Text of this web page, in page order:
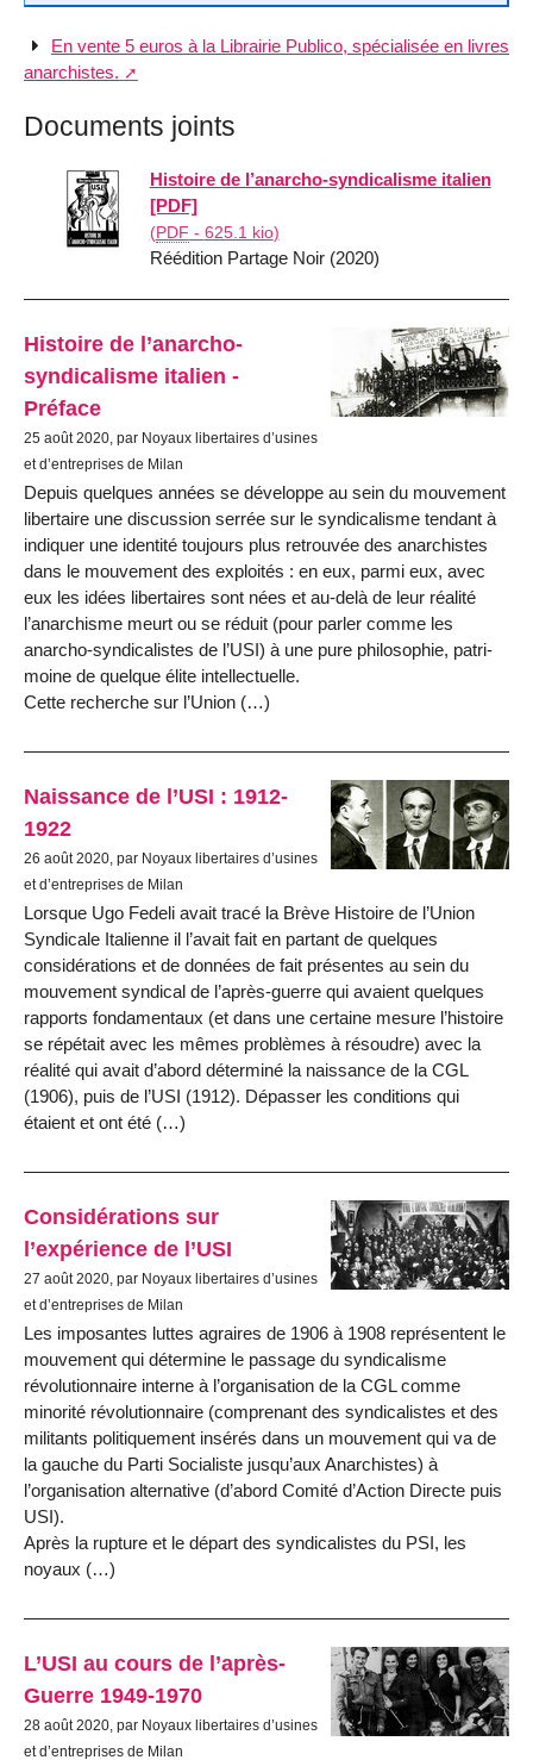
En vente 5 euros à la Librairie Publico, spécialisée en livres
anarchistes.
Documents joints
Histoire de l’anarcho-syndicalisme italien
[PDF]
(PDF - 625.1 kio)
Réédition Partage Noir (2020)
Histoire de l’anarcho-
syndicalisme italien -
Préface
25 août 2020, par Noyaux libertaires d’usines
et d’entreprises de Milan
Depuis quelques années se développe au sein du mouve­ment
libertaire une discussion serrée sur le syndicalisme ten­dant à
indiquer une identité toujours plus retrouvée des anar­chistes
dans le mouvement des exploités : en eux, parmi eux, avec
eux les idées libertaires sont nées et au-delà de leur réa­lité
l’anarchisme meurt ou se réduit (pour parler comme les
anarcho-syndicalistes de l’USI) à une pure philosophie, patri­
moine de quelque élite intellectuelle.
Cette recherche sur l’Union (…)
Naissance de l’USI : 1912-
1922
26 août 2020, par Noyaux libertaires d’usines
et d’entreprises de Milan
Lorsque Ugo Fedeli avait tracé la Brève Histoire de l’Union
Syndicale Italienne il l’avait fait en partant de quelques
considérations et de données de fait présentes au sein du
mouvement syndical de l’après-guerre qui avaient quelques
rapports fondamentaux (et dans une certaine mesure l’histoire
se répétait avec les mêmes problèmes à résoudre) avec la
réalité qui avait d’abord déterminé la naissance de la CGL
(1906), puis de l’USI (1912). Dépasser les conditions qui
étaient et ont été (…)
Considérations sur
l’expérience de l’USI
27 août 2020, par Noyaux libertaires d’usines
et d’entreprises de Milan
Les imposantes luttes agraires de 1906 à 1908 représentent le
mouvement qui détermine le passage du syndicalisme
révolutionnaire interne à l’organisation de la CGL comme
minorité révolutionnaire (comprenant des syndicalistes et des
militants politiquement insérés dans un mouvement qui va de
la gauche du Parti Socialiste jusqu’aux Anarchistes) à
l’organisation alternative (d’abord Comité d’Action Directe puis
USI).
Après la rupture et le départ des syndicalistes du PSI, les
noyaux (…)
L’USI au cours de l’après-
Guerre 1949-1970
28 août 2020, par Noyaux libertaires d’usines
et d’entreprises de Milan